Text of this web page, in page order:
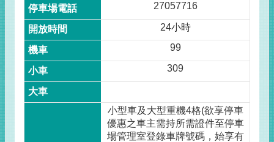
27057716
24小時
99
309
小型車及大型重機4格(欲享停車
優惠之車主需持所需證件至停車
場管理室登錄車牌號碼，始享有